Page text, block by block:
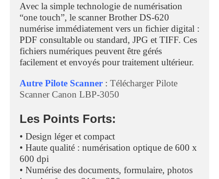
Avec la simple technologie de numérisation
“one touch”, le scanner Brother DS-620
numérise immédiatement vers un fichier digital :
PDF consultable ou standard, JPG et TIFF. Ces
fichiers numériques peuvent être gérés
facilement et envoyés pour traitement ultérieur.
Autre Pilote Scanner : Télécharger Pilote
Scanner Canon LBP-3050
Les Points Forts:
• Design léger et compact
• Haute qualité : numérisation optique de 600 x
600 dpi
• Numérise des documents, formulaire, photos